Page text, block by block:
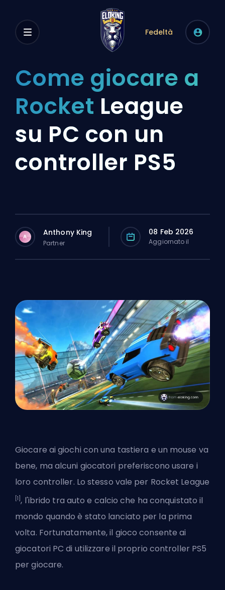
Fedeltà
Come giocare a
Rocket League
su PC con un
controller PS5
A Anthony King
Partner
08 Feb 2026
Aggiornato il
Giocare ai giochi con una tastiera e un mouse va
bene, ma alcuni giocatori preferiscono usare i
loro controller. Lo stesso vale per Rocket League
[1] , l'ibrido tra auto e calcio che ha conquistato il
mondo quando è stato lanciato per la prima
volta. Fortunatamente, il gioco consente ai
giocatori PC di utilizzare il proprio controller PS5
per giocare.